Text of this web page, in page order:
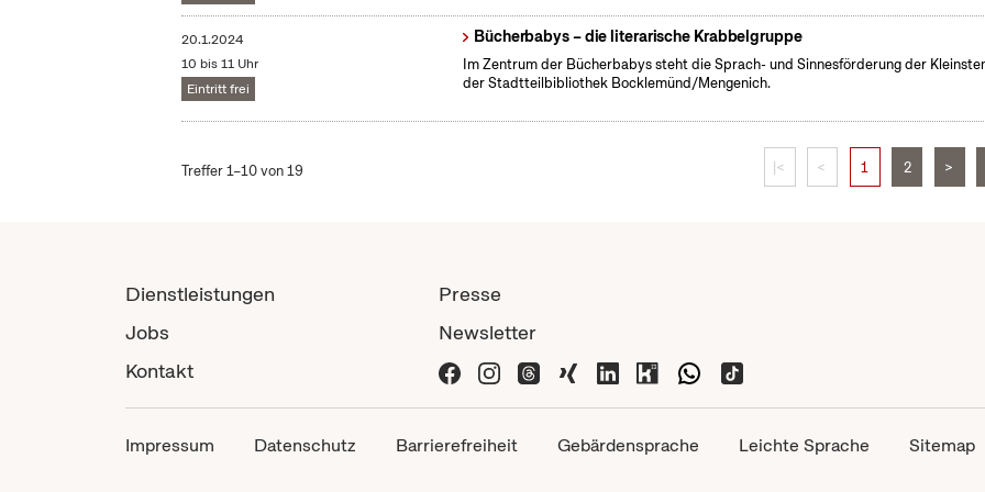
20.1.2024
10 bis 11 Uhr
Eintritt frei
Bücherbabys – die literarische Krabbelgruppe
Im Zentrum der Bücherbabys steht die Sprach- und Sinnesförderung der
der Stadtteilbibliothek Bocklemünd/Mengenich.
Treffer 1–10 von 19 |< < 1 2 >
Dienstleistungen
Jobs
Kontakt
Presse
Newsletter
Impressum Datenschutz Barrierefreiheit Gebärdensprache Leichte Sprache Sitemap